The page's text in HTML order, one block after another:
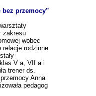
przemocy”
zakresu
wobec
relacje rodzinne
V a, VII a i
trener ds.
Anna
pedagog